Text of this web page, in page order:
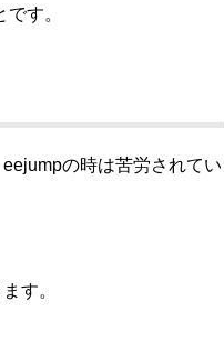
す。
の時は苦労されてい
す。